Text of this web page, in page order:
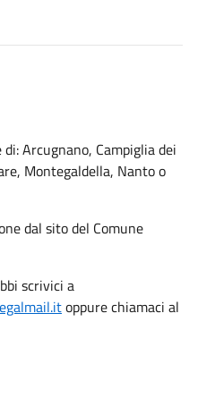
Arcugnano, Campiglia dei
Montegaldella, Nanto o
dal sito del Comune
scrivici a
oppure chiamaci al